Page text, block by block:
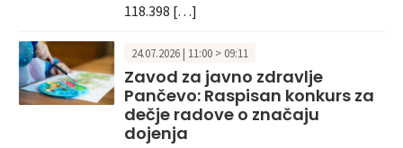
118.398 […]
24.07.2026 | 11:00 > 09:11
Zavod za javno zdravlje
Pančevo: Raspisan konkurs za
dečje radove o značaju
dojenja